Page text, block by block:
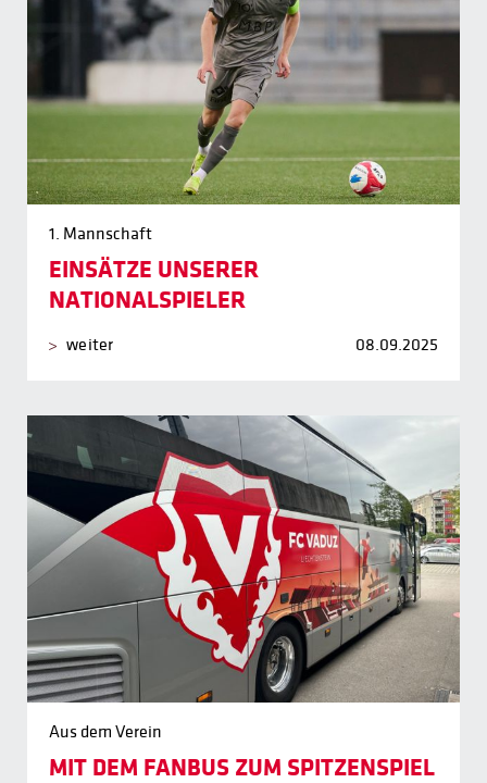
1. Mannschaft
EINSÄTZE UNSERER
NATIONALSPIELER
weiter 08.09.2025
Aus dem Verein
MIT DEM FANBUS ZUM SPITZENSPIEL